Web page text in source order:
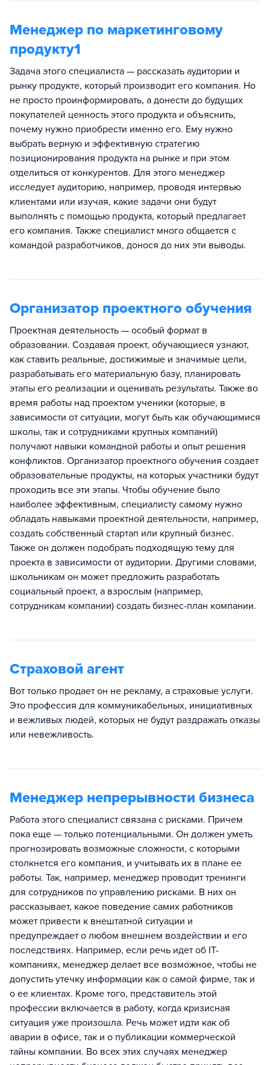
Менеджер по маркетинговому
продукту1
Задача этого специалиста — рассказать аудитории и
рынку продукте, который производит его компания. Но
не просто проинформировать, а донести до будущих
покупателей ценность этого продукта и объяснить,
почему нужно приобрести именно его. Ему нужно
выбрать верную и эффективную стратегию
позиционирования продукта на рынке и при этом
отделиться от конкурентов. Для этого менеджер
исследует аудиторию, например, проводя интервью
клиентами или изучая, какие задачи они будут
выполнять с помощью продукта, который предлагает
его компания. Также специалист много общается с
командой разработчиков, донося до них эти выводы.
Организатор проектного обучения
Проектная деятельность — особый формат в
образовании. Создавая проект, обучающиеся узнают,
как ставить реальные, достижимые и значимые цели,
разрабатывать его материальную базу, планировать
этапы его реализации и оценивать результаты. Также во
время работы над проектом ученики (которые, в
зависимости от ситуации, могут быть как обучающимися
школы, так и сотрудниками крупных компаний)
получают навыки командной работы и опыт решения
конфликтов. Организатор проектного обучения создает
образовательные продукты, на которых участники будут
проходить все эти этапы. Чтобы обучение было
наиболее эффективным, специалисту самому нужно
обладать навыками проектной деятельности, например,
создать собственный стартап или крупный бизнес.
Также он должен подобрать подходящую тему для
проекта в зависимости от аудитории. Другими словами,
школьникам он может предложить разработать
социальный проект, а взрослым (например,
сотрудникам компании) создать бизнес-план компании.
Страховой агент
Вот только продает он не рекламу, а страховые услуги.
Это профессия для коммуникабельных, инициативных
и вежливых людей, которых не будут раздражать отказы
или невежливость.
Менеджер непрерывности бизнеса
Работа этого специалист связана с рисками. Причем
пока еще — только потенциальными. Он должен уметь
прогнозировать возможные сложности, с которыми
столкнется его компания, и учитывать их в плане ее
работы. Так, например, менеджер проводит тренинги
для сотрудников по управлению рисками. В них он
рассказывает, какое поведение самих работников
может привести к внештатной ситуации и
предупреждает о любом внешнем воздействии и его
последствиях. Например, если речь идет об IT-
компаниях, менеджер делает все возможное, чтобы не
допустить утечку информации как о самой фирме, так и
о ее клиентах. Кроме того, представитель этой
профессии включается в работу, когда кризисная
ситуация уже произошла. Речь может идти как об
аварии в офисе, так и о публикации коммерческой
тайны компании. Во всех этих случаях менеджер